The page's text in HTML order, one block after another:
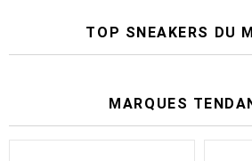
TOP SNEAKERS DU
MARQUES